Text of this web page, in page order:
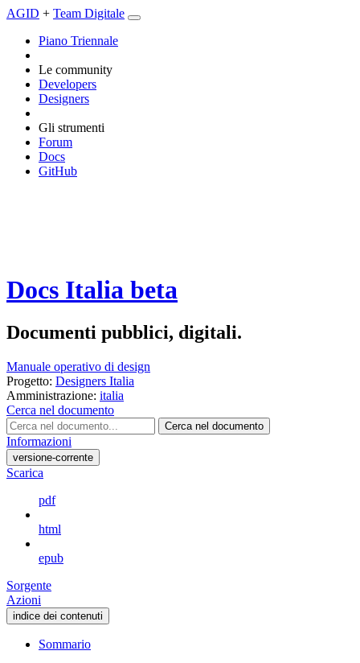
AGID + Team Digitale
Piano Triennale
Le community
Developers
Designers
Gli strumenti
Forum
Docs
GitHub
Docs Italia beta
Documenti pubblici, digitali.
Manuale operativo di design
Progetto: Designers Italia
Amministrazione: italia
Cerca nel documento
Cerca nel documento
Informazioni
versione-corrente
Scarica
pdf
html
epub
Sorgente
Azioni
indice dei contenuti
Sommario